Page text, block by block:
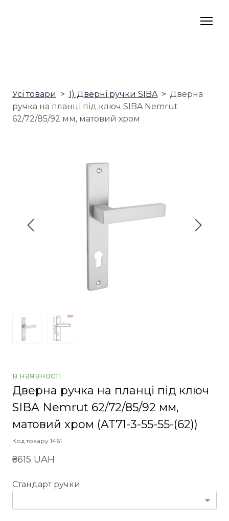
Усі товари 1) Дверні ручки SIBA
Дверна
ручка на планці під ключ SIBA Nemrut
62/72/85/92 мм, матовий хром
в наявності
Дверна ручка на планці під ключ
SIBA Nemrut 62/72/85/92 мм,
матовий хром (AT71-3-55-55-(62))
Код товару 1461
₴615 UAH
Стандарт ручки